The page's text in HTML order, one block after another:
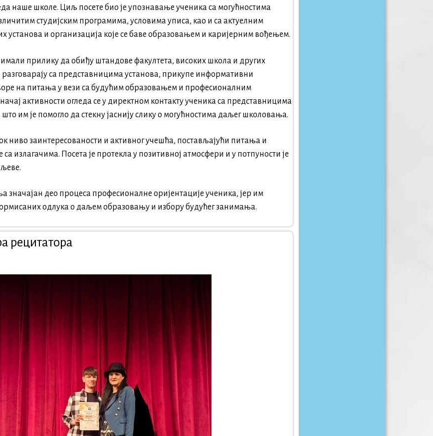
наше школе. Циљ посете био је упознавање ученика са могућностима
студијским програмима, условима уписа, као и са актуелним
установа и организација које се баве образовањем и каријерним вођењем.
имали прилику да обиђу штандове факултета, високих школа и других
разговарају са представницима установа, прикупе информативни
на питања у вези са будућим образовањем и професионалним
активности огледа се у директном контакту ученика са представницима
им је помогло да стекну јаснију слику о могућностима даљег школовања.
ниво заинтересованости и активног учешћа, постављајући питања и
са излагачима. Посета је протекла у позитивној атмосфери и у потпуности је
значајан део процеса професионалне оријентације ученика, јер им
одлука о даљем образовању и избору будућег занимања.
рецитатора